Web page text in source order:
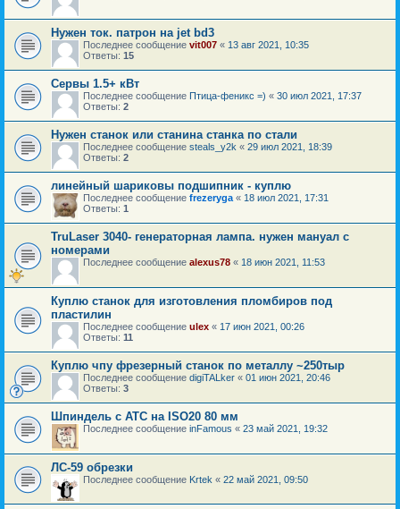
Нужен ток. патрон на jet bd3
Последнее сообщение vit007 « 13 авг 2021, 10:35
Ответы: 15
Сервы 1.5+ кВт
Последнее сообщение Птица-феникс =) « 30 июл 2021, 17:37
Ответы: 2
Нужен станок или станина станка по стали
Последнее сообщение steals_y2k « 29 июл 2021, 18:39
Ответы: 2
линейный шариковы подшипник - куплю
Последнее сообщение frezeryga « 18 июл 2021, 17:31
Ответы: 1
TruLaser 3040- генераторная лампа. нужен мануал с
номерами
Последнее сообщение alexus78 « 18 июн 2021, 11:53
Куплю станок для изготовления пломбиров под
пластилин
Последнее сообщение ulex « 17 июн 2021, 00:26
Ответы: 11
Куплю чпу фрезерный станок по металлу ~250тыр
Последнее сообщение digiTALker « 01 июн 2021, 20:46
Ответы: 3
Шпиндель с ATC на ISO20 80 мм
Последнее сообщение inFamous « 23 май 2021, 19:32
ЛС-59 обрезки
Последнее сообщение Krtek « 22 май 2021, 09:50